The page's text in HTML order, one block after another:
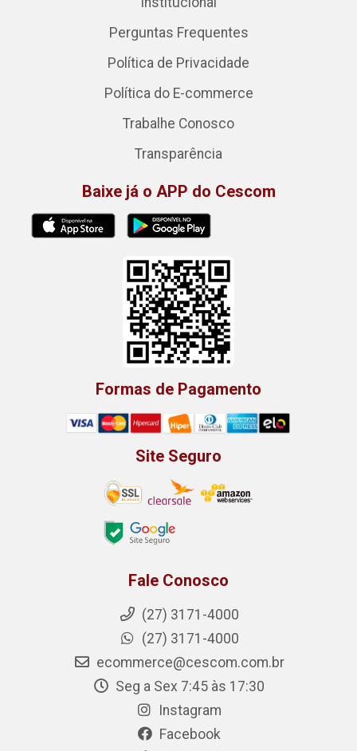
Perguntas Frequentes
Política de Privacidade
Política do E-commerce
Trabalhe Conosco
Transparência
Baixe já o APP do Cescom
Formas de Pagamento
Site Seguro
Fale Conosco
(27) 3171-4000
(27) 3171-4000
ecommerce@cescom.com.br
Seg a Sex 7:45 às 17:30
Instagram
Facebook